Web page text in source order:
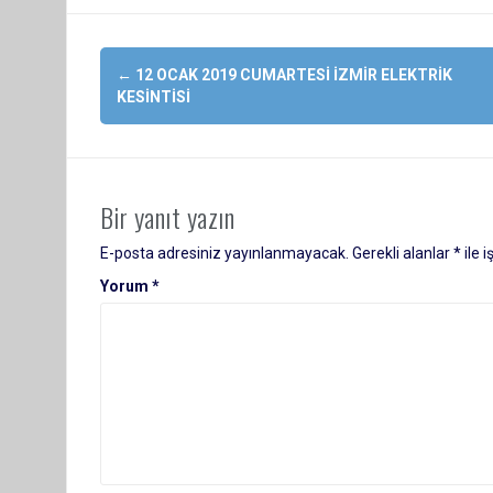
Yazı
dolaşımı
← 12 OCAK 2019 CUMARTESI İZMIR ELEKTRIK
KESINTISI
Bir yanıt yazın
E-posta adresiniz yayınlanmayacak. Gerekli alanlar*ile
Yorum *